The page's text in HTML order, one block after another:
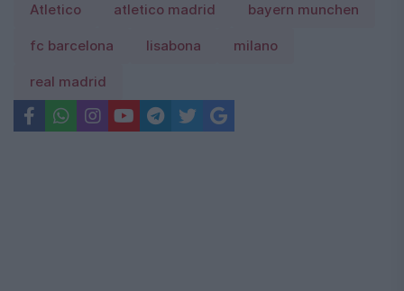
Atletico atletico madrid bayern munchen
fc barcelona lisabona milano
real madrid